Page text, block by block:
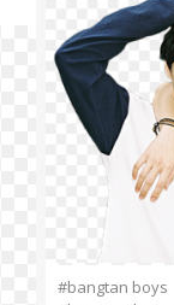
#bangtan boys